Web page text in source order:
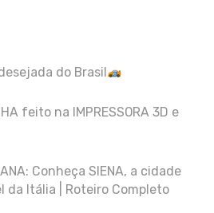
do Brasil
feito na IMPRESSORA 3D e
Conheça SIENA, a cidade
da Itália | Roteiro Completo